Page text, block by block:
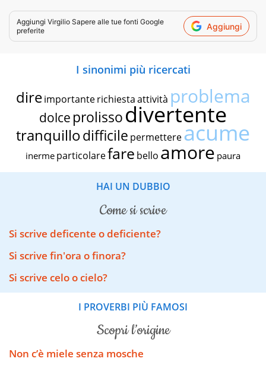
Aggiungi Virgilio Sapere alle tue fonti Google
preferite
Aggiungi
I sinonimi più ricercati
dire importante richiestaattività problema
dolce prolissodivertente
tranquillodifficile permettereacume
inerme particolarefare bello amore paura
HAI UN DUBBIO
come si scrive
Si scrive deficente o deficiente?
Si scrive fin'ora o finora?
Si scrive celo o cielo?
I PROVERBI PIÙ FAMOSI
scopri l’origine
Non c’è miele senza mosche